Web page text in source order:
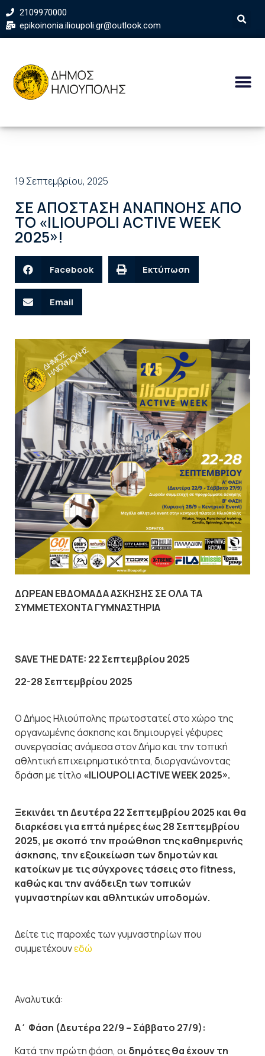
2109970000
epikoinonia.ilioupoli.gr@outlook.com
19 Σεπτεμβρίου, 2025
ΣΕ ΑΠΟΣΤΑΣΗ ΑΝΑΠΝΟΗΣ ΑΠΟ
ΤΟ «ILIOUPOLI ACTIVE WEEK
2025»!
Facebook Εκτύπωση
Email
ΔΩΡΕΑΝ ΕΒΔΟΜΑΔΑ ΑΣΚΗΣΗΣ ΣΕ ΟΛΑ ΤΑ
ΣΥΜΜΕΤΕΧΟΝΤΑ ΓΥΜΝΑΣΤΗΡΙΑ
SAVE THE DATE: 22 Σεπτεμβρίου 2025
22-28 Σεπτεμβρίου 2025
Ο Δήμος Ηλιούπολης πρωτοστατεί στο χώρο της
οργανωμένης άσκησης και δημιουργεί γέφυρες
συνεργασίας ανάμεσα στον Δήμο και την τοπική
αθλητική επιχειρηματικότητα, διοργανώνοντας
δράση με τίτλο «ILIOUPOLI ACTIVE WEEK 2025».
Ξεκινάει τη Δευτέρα 22 Σεπτεμβρίου 2025 και θα
διαρκέσει για επτά ημέρες έως 28 Σεπτεμβρίου
2025, με σκοπό την προώθηση της καθημερινής
άσκησης, την εξοικείωση των δημοτών και
κατοίκων με τις σύγχρονες τάσεις στο fitness,
καθώς και την ανάδειξη των τοπικών
γυμναστηρίων και αθλητικών υποδομών.
Δείτε τις παροχές των γυμναστηρίων που
συμμετέχουνεδώ
Αναλυτικά:
Α΄ Φάση (Δευτέρα 22/9 – Σάββατο 27/9):
Κατά την πρώτη φάση, οιδημότες θα έχουν τη